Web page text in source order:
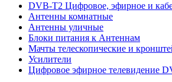
DVB-T2 Цифровое, эфирное и
Антенны комнатные
Антенны уличные
Блоки питания к Антеннам
Мачты телескопические и
Усилители
Цифровое эфирное телевидение